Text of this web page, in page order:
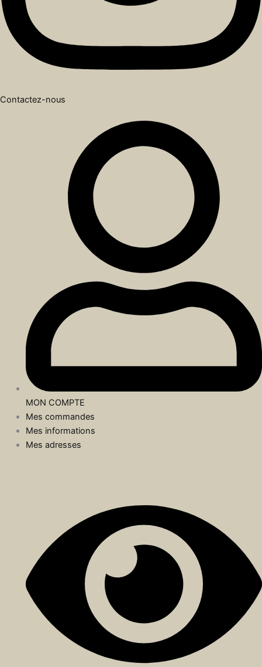
Contactez-nous
MON COMPTE
Mes commandes
Mes informations
Mes adresses